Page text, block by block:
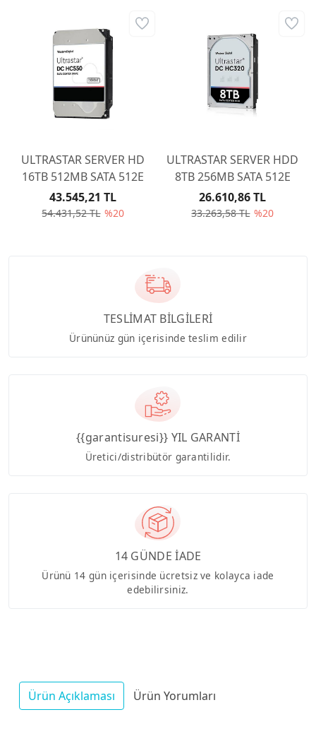
ULTRASTAR SERVER HD
16TB 512MB SATA 512E
54.431,52 TL %20
43.545,21 TL
ULTRASTAR SERVER HDD
8TB 256MB SATA 512E
33.263,58 TL %20
26.610,86 TL
TESLİMAT BİLGİLERİ
Ürününüz gün içerisinde teslim edilir
{{garantisuresi}} YIL GARANTİ
Üretici/distribütör garantilidir.
14 GÜNDE İADE
Ürünü 14 gün içerisinde ücretsiz ve kolayca iade
edebilirsiniz.
Ürün Açıklaması Ürün Yorumları